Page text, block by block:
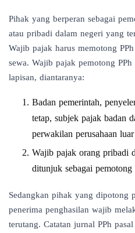
Pihak yang berperan sebagai
atau pribadi dalam negeri yang
Wajib pajak harus memotong
sewa. Wajib pajak pemotong
lapisan, diantaranya:
Badan pemerintah,
tetap, subjek pajak badan
perwakilan perusahaan
Wajib pajak orang pribadi
ditunjuk sebagai
Sedangkan pihak yang dipotong
penerima penghasilan wajib
terutang. Catatan jurnal PPh